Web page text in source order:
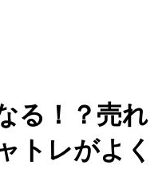
る！？売れ
トレがよく